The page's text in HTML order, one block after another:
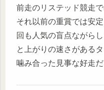
前走のリステッド競走
それ以前の重賞では安
回も人気の盲点ながら
と上がりの速さがある
噛み合った見事な好走だ